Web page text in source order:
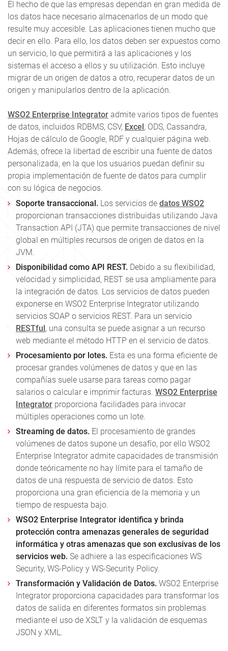
El hecho de que las empresas dependan en gran medida de
los datos hace necesario almacenarlos de un modo que
resulte muy accesible. Las aplicaciones tienen mucho que
decir en ello. Para ello, los datos deben ser expuestos como
un servicio, lo que permitirá a las aplicaciones y los
sistemas el acceso a ellos y su utilización. Esto incluye
migrar de un origen de datos a otro, recuperar datos de un
origen y manipularlos dentro de la aplicación.
WSO2 Enterprise Integrator admite varios tipos de fuentes
de datos, incluidos RDBMS, CSV, Excel, ODS, Cassandra,
Hojas de cálculo de Google, RDF y cualquier página web.
Además, ofrece la libertad de escribir una fuente de datos
personalizada, en la que los usuarios puedan definir su
propia implementación de fuente de datos para cumplir
con su lógica de negocios.
Soporte transaccional. Los servicios de datos WSO2
proporcionan transacciones distribuidas utilizando Java
Transaction API (JTA) que permite transacciones de nivel
global en múltiples recursos de origen de datos en la
JVM.
Disponibilidad como API REST. Debido a su flexibilidad,
velocidad y simplicidad, REST se usa ampliamente para
la integración de datos. Los servicios de datos pueden
exponerse en WSO2 Enterprise Integrator utilizando
servicios SOAP o servicios REST. Para un servicio
RESTful, una consulta se puede asignar a un recurso
web mediante el método HTTP en el servicio de datos.
Procesamiento por lotes. Esta es una forma eficiente de
procesar grandes volúmenes de datos y que en las
compañías suele usarse para tareas como pagar
salarios o calcular e imprimir facturas. WSO2 Enterprise
Integrator proporciona facilidades para invocar
múltiples operaciones como un lote.
Streaming de datos. El procesamiento de grandes
volúmenes de datos supone un desafío, por ello WSO2
Enterprise Integrator admite capacidades de transmisión
donde teóricamente no hay límite para el tamaño de
datos de una respuesta de servicio de datos. Esto
proporciona una gran eficiencia de la memoria y un
tiempo de respuesta bajo.
WSO2 Enterprise Integrator identifica y brinda
protección contra amenazas generales de seguridad
informática y otras amenazas que son exclusivas de los
servicios web. Se adhiere a las especificaciones WS
Security, WS-Policy y WS-Security Policy.
Transformación y Validación de Datos. WSO2 Enterprise
Integrator proporciona capacidades para transformar los
datos de salida en diferentes formatos sin problemas
mediante el uso de XSLT y la validación de esquemas
JSON y XML.